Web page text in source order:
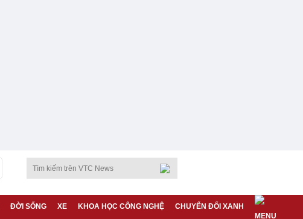
ĐỜI SỐNG XE KHOA HỌC CÔNG NGHỆ CHUYỂN ĐỔI XANH